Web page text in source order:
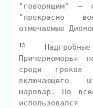
"говорящим" —
"прекрасно
отмечаемые
13
Причерноморья
среди греков
включающего
шаровар. По